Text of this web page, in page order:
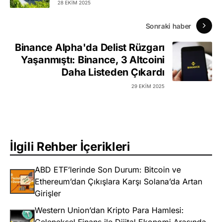
28 EKIM 2025
Sonraki haber
Binance Alpha'da Delist Rüzgarı
Yaşanmıştı: Binance, 3 Altcoini
Daha Listeden Çıkardı
29 EKIM 2025
İlgili Rehber İçerikleri
ABD ETF’lerinde Son Durum: Bitcoin ve
Ethereum’dan Çıkışlara Karşı Solana’da Artan
Girişler
Western Union’dan Kripto Para Hamlesi: